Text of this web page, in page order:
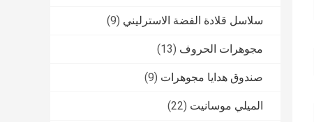
سلاسل قلادة الفضة الاسترليني (9)
مجوهرات الحروف (13)
صندوق هدايا مجوهرات (9)
الميلي موسانيت (22)